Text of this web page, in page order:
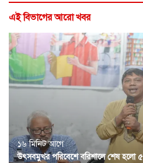
এই বিভাগের আরো খবর
১৬ মিনিট আগে
উৎসবমুখর পরিবেশে বরিশালে শেষ হলো ৫